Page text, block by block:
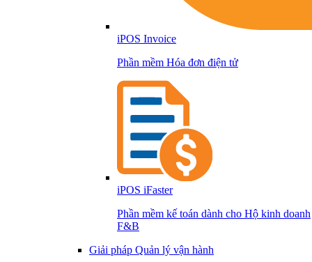
iPOS Invoice
Phần mềm Hóa đơn điện tử
iPOS iFaster
Phần mềm kế toán dành cho Hộ kinh doanh
F&B
Giải pháp Quản lý vận hành